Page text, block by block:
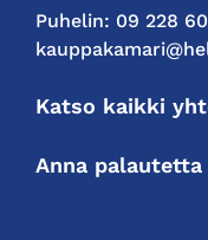
Puhelin: 09 228
Katso kaikki
Anna palautetta